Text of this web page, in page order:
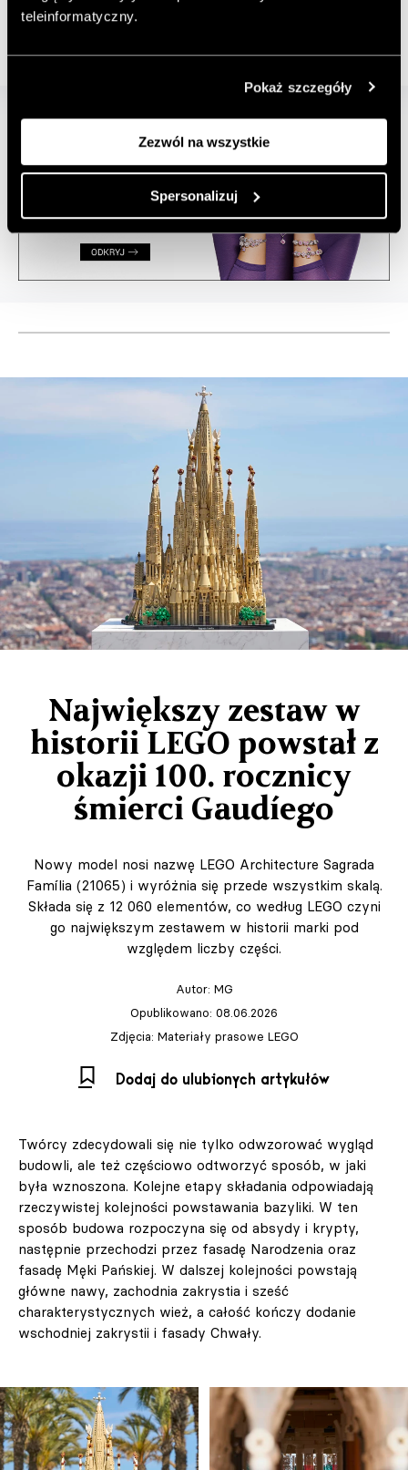
teleinformatyczny.
Pokaż szczegóły
Zezwól na wszystkie
Spersonalizuj
Największy zestaw w
historii LEGO powstał z
okazji 100. rocznicy
śmierci Gaudíego
Nowy model nosi nazwę LEGO Architecture Sagrada
Família (21065) i wyróżnia się przede wszystkim skalą.
Składa się z 12 060 elementów, co według LEGO czyni
go największym zestawem w historii marki pod
względem liczby części.
Autor: MG
Opublikowano: 08.06.2026
Zdjęcia: Materiały prasowe LEGO
Dodaj do ulubionych artykułów
Twórcy zdecydowali się nie tylko odwzorować wygląd
budowli, ale też częściowo odtworzyć sposób, w jaki
była wznoszona. Kolejne etapy składania odpowiadają
rzeczywistej kolejności powstawania bazyliki. W ten
sposób budowa rozpoczyna się od absydy i krypty,
następnie przechodzi przez fasadę Narodzenia oraz
fasadę Męki Pańskiej. W dalszej kolejności powstają
główne nawy, zachodnia zakrystia i sześć
charakterystycznych wież, a całość kończy dodanie
wschodniej zakrystii i fasady Chwały.